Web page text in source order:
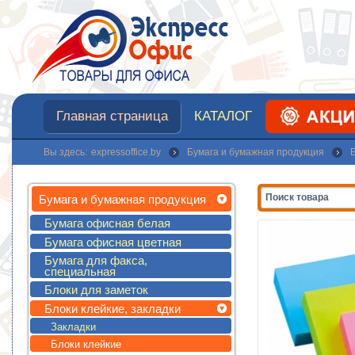
Главная страница КАТАЛОГ
Вы здесь: expressoffice.by Бумага и бумажная продукция
Бумага и бумажная продукция
Бумага офисная белая
Бумага офисная цветная
Бумага для факса,
специальная
Блоки для заметок
Блоки клейкие, закладки
Закладки
Блоки клейкие